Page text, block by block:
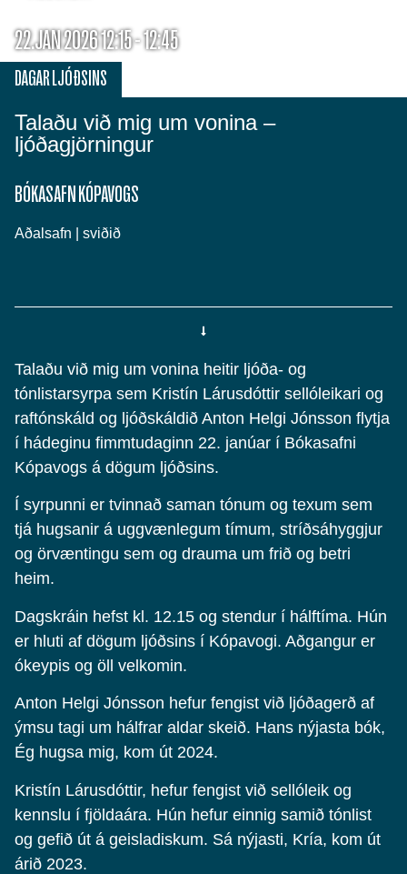
22.JAN 2026 12:15 - 12:45
Talaðu við mig um vonina –
ljóðagjörningur
DAGAR LJÓÐSINS
BÓKASAFN KÓPAVOGS
Aðalsafn | sviðið
Talaðu við mig um vonina heitir ljóða- og
tónlistarsyrpa sem Kristín Lárusdóttir sellóleikari og
raftónskáld og ljóðskáldið Anton Helgi Jónsson flytja
í hádeginu fimmtudaginn 22. janúar í Bókasafni
Kópavogs á dögum ljóðsins.
Í syrpunni er tvinnað saman tónum og texum sem
tjá hugsanir á uggvænlegum tímum, stríðsáhyggjur
og örvæntingu sem og drauma um frið og betri
heim.
Dagskráin hefst kl. 12.15 og stendur í hálftíma. Hún
er hluti af dögum ljóðsins í Kópavogi. Aðgangur er
ókeypis og öll velkomin.
Anton Helgi Jónsson hefur fengist við ljóðagerð af
ýmsu tagi um hálfrar aldar skeið. Hans nýjasta bók,
Ég hugsa mig, kom út 2024.
Kristín Lárusdóttir, hefur fengist við sellóleik og
kennslu í fjöldaára. Hún hefur einnig samið tónlist
og gefið út á geisladiskum. Sá nýjasti, Kría, kom út
árið 2023.